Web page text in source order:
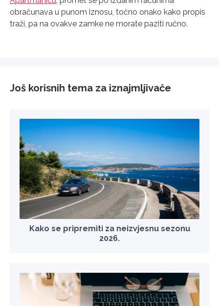
obračunava u punom iznosu, točno onako kako propis
traži, pa na ovakve zamke ne morate paziti ručno.
Još korisnih tema za iznajmljivače
Kako se pripremiti za neizvjesnu sezonu
2026.